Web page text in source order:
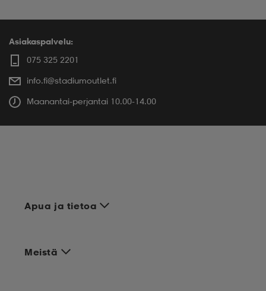
Asiakaspalvelu:
075 325 2201
info.fi@stadiumoutlet.fi
Maanantai-perjantai 10.00-14.00
Apua ja tietoa
Meistä